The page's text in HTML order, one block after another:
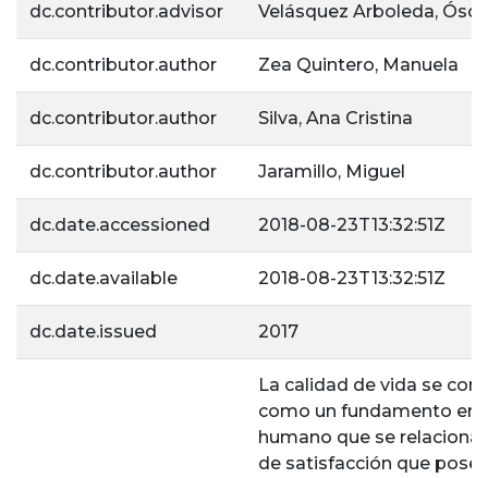
dc.contributor.advisor Velásquez Arboleda,
dc.contributor.author Zea Quintero, Manuela
dc.contributor.author Silva, Ana Cristina
dc.contributor.author Jaramillo, Miguel
dc.date.accessioned 2018-08-23T13:32:51Z
dc.date.available 2018-08-23T13:32:51Z
dc.date.issued 2017
La calidad de vida se
como un fundamento
humano que se relaciona
de satisfacción que